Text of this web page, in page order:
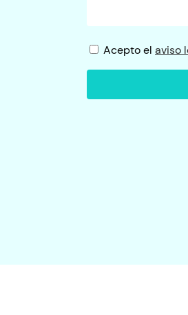
Acepto el aviso